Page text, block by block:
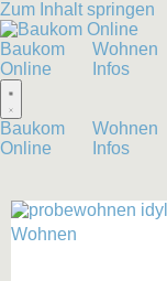
Zum Inhalt springen
Baukom
Online
Wohnen
Infos
Baukom
Online
Wohnen
Infos
Wohnen